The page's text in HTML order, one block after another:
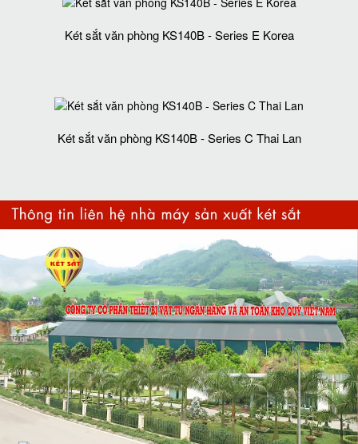
Két sắt văn phòng KS140B - Series E Korea
Két sắt văn phòng KS140B - Series C Thai Lan